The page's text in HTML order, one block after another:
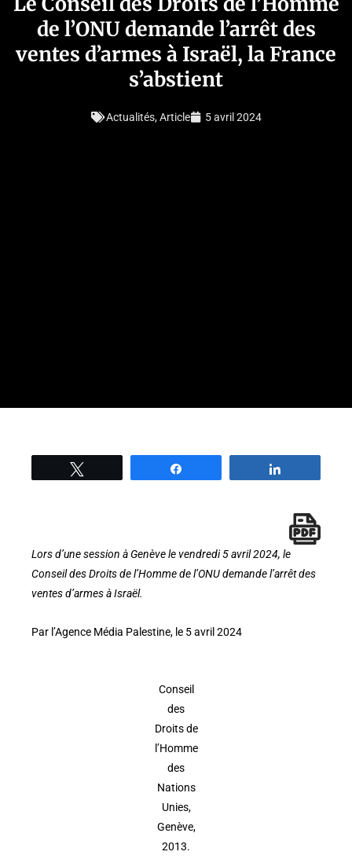
de l’ONU demande l’arrêt des
ventes d’armes à Israël, la France
s’abstient
Actualités,Article 5 avril 2024
Lors d’une session à Genève le vendredi 5 avril 2024, le
Conseil des Droits de l’Homme de l’ONU demande l’arrêt des
ventes d’armes à Israël.
Par l’Agence Média Palestine, le 5 avril 2024
Conseil
des
Droits de
l’Homme
des
Nations
Unies,
Genève,
2013.